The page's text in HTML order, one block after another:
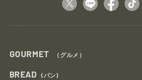
GOURMET （グルメ）
BREAD (パン)